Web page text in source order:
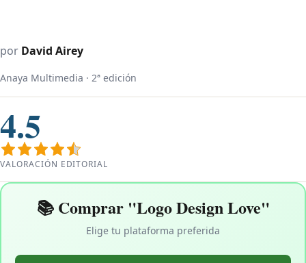
por David Airey
Anaya Multimedia · 2ª edición
4.5
VALORACIÓN EDITORIAL
📚 Comprar "Logo Design Love"
Elige tu plataforma preferida